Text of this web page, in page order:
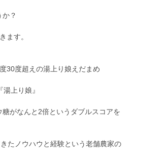
？
ます。
30度超えの湯上り娘えだまめ
上り娘』
がなんと2倍というダブルスコアを
たノウハウと経験という老舗農家の